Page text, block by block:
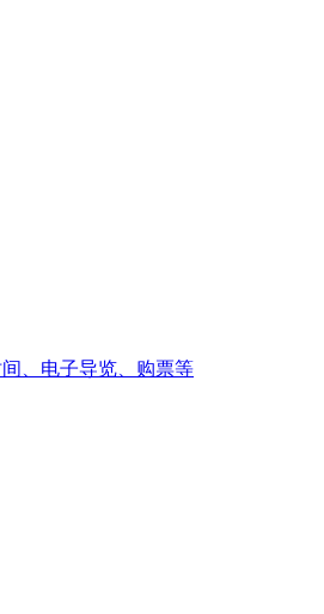
、电子导览、购票等